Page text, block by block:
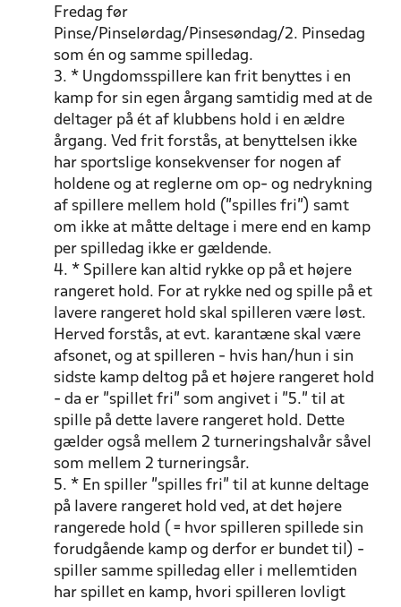
Fredag før
Pinse/Pinselørdag/Pinsesøndag/2. Pinsedag
som én og samme spilledag.
3. * Ungdomsspillere kan frit benyttes i en
kamp for sin egen årgang samtidig med at de
deltager på ét af klubbens hold i en ældre
årgang. Ved frit forstås, at benyttelsen ikke
har sportslige konsekvenser for nogen af
holdene og at reglerne om op- og nedrykning
af spillere mellem hold ("spilles fri") samt
om ikke at måtte deltage i mere end en kamp
per spilledag ikke er gældende.
4. * Spillere kan altid rykke op på et højere
rangeret hold. For at rykke ned og spille på et
lavere rangeret hold skal spilleren være løst.
Herved forstås, at evt. karantæne skal være
afsonet, og at spilleren - hvis han/hun i sin
sidste kamp deltog på et højere rangeret hold
- da er "spillet fri" som angivet i "5." til at
spille på dette lavere rangeret hold. Dette
gælder også mellem 2 turneringshalvår såvel
som mellem 2 turneringsår.
5. * En spiller "spilles fri" til at kunne deltage
på lavere rangeret hold ved, at det højere
rangerede hold ( = hvor spilleren spillede sin
forudgående kamp og derfor er bundet til) -
spiller samme spilledag eller i mellemtiden
har spillet en kamp, hvori spilleren lovligt